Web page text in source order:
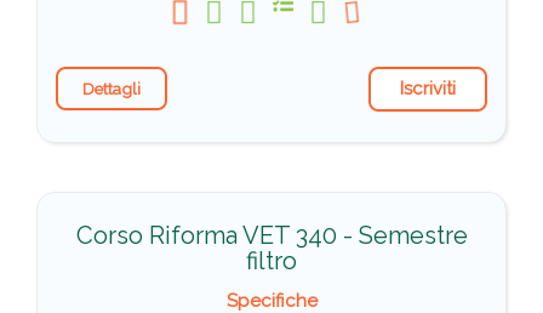
Dettagli Iscriviti
Corso Riforma VET 340 - Semestre
filtro
Specifiche